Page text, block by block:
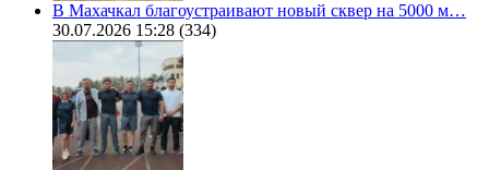
В Махачкал благоустраивают новый сквер на 5000 м…
30.07.2026 15:28 (334)